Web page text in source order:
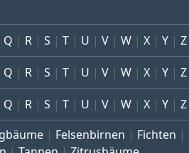
Q R S T U V W X Y Z
Q R S T U V W X Y Z
Q R S T U V W X Y Z
Felsenbirnen Fichten